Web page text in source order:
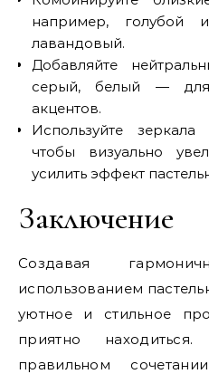
например, голубой
лавандовый.
Добавляйте
серый, белый — для
акцентов.
Используйте
чтобы визуально
усилить эффект
Заключение
Создавая
использованием
уютное и стильное
приятно
правильном